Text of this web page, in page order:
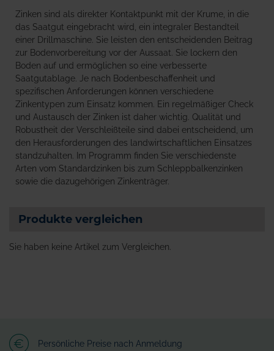
Zinken sind als direkter Kontaktpunkt mit der Krume, in die
das Saatgut eingebracht wird, ein integraler Bestandteil
einer Drillmaschine. Sie leisten den entscheidenden Beitrag
zur Bodenvorbereitung vor der Aussaat. Sie lockern den
Boden auf und ermöglichen so eine verbesserte
Saatgutablage. Je nach Bodenbeschaffenheit und
spezifischen Anforderungen können verschiedene
Zinkentypen zum Einsatz kommen. Ein regelmäßiger Check
und Austausch der Zinken ist daher wichtig. Qualität und
Robustheit der Verschleißteile sind dabei entscheidend, um
den Herausforderungen des landwirtschaftlichen Einsatzes
standzuhalten. Im Programm finden Sie verschiedenste
Arten vom Standardzinken bis zum Schleppbalkenzinken
sowie die dazugehörigen Zinkenträger.
Produkte vergleichen
Sie haben keine Artikel zum Vergleichen.
Persönliche Preise nach Anmeldung